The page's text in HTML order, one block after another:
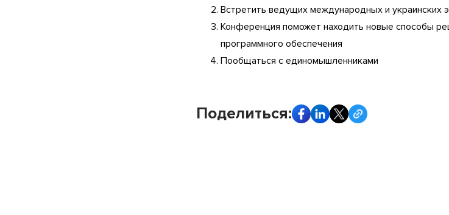
Встретить ведущих международных и украинских
Конференция поможет находить новые способы
программного обеспечения
Пообщаться с единомышленниками
Поделиться: